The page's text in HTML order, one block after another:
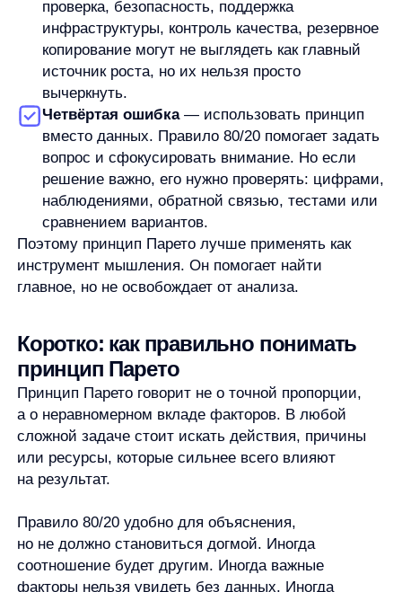
Всегда ли работает соотношение 80/20?
Нет. Соотношение 80/20 не нужно понимать
буквально. Оно показывает возможную
диспропорцию между вкладом и результатом,
но в конкретной ситуации пропорция может
быть другой.
Можно ли применять принцип Парето
Да, если использовать его как способ анализа.
Он может помочь искать клиентов, товары,
каналы, процессы или проблемы
с непропорционально большим влиянием.
Но сам по себе принцип не гарантирует рост
выручки, конверсии или эффективности.
Чем принцип Парето полезен в работе?
Он помогает расставлять приоритеты. Вместо
определить, какие действия сильнее всего
влияют на результат.
Что главное помнить при применении
правила 80/20?
Главное — не превращать правило в точную
формулу. Принцип Парето помогает искать
значимые факторы, но выводы нужно проверять
контекстом, наблюдениями и данными.
Автор:
Станислав Вичиновский
Менеджер проектов any
Станислав Вичиновский — MarCom Manager в any. Он занимается